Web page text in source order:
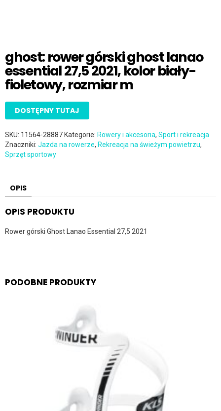
ghost: rower górski ghost lanao
essential 27,5 2021, kolor biały-
fioletowy, rozmiar m
DOSTĘPNY TUTAJ
SKU: 11564-28887 Kategorie: Rowery i akcesoria, Sport i rekreacja
Znaczniki: Jazda na rowerze, Rekreacja na świeżym powietrzu,
Sprzęt sportowy
OPIS
OPIS PRODUKTU
Rower górski Ghost Lanao Essential 27,5 2021
PODOBNE PRODUKTY